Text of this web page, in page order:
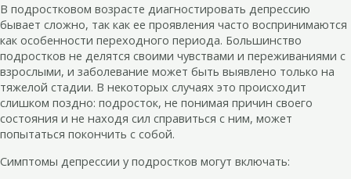
В подростковом возрасте диагностировать депрессию
бывает сложно, так как ее проявления часто воспринимаются
как особенности переходного периода. Большинство
подростков не делятся своими чувствами и переживаниями с
взрослыми, и заболевание может быть выявлено только на
тяжелой стадии. В некоторых случаях это происходит
слишком поздно: подросток, не понимая причин своего
состояния и не находя сил справиться с ним, может
попытаться покончить с собой.
Симптомы депрессии у подростков могут включать: